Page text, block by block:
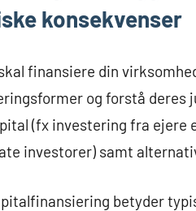
konsekvenser
finansiere din
og forstå deres
(fx investering fra ejere
investorer) samt
betyder